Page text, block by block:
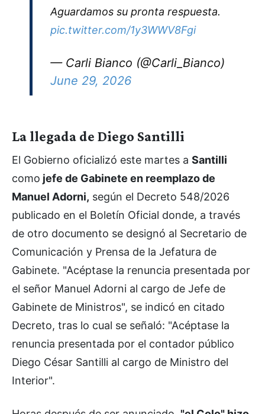
Aguardamos su pronta respuesta.
pic.twitter.com/1y3WWV8Fgi
— Carli Bianco (@Carli_Bianco)
June 29, 2026
La llegada de Diego Santilli
El Gobierno oficializó este martes a Santilli
como jefe de Gabinete en reemplazo de
Manuel Adorni, según el Decreto 548/2026
publicado en el Boletín Oficial donde, a través
de otro documento se designó al Secretario de
Comunicación y Prensa de la Jefatura de
Gabinete. "Acéptase la renuncia presentada por
el señor Manuel Adorni al cargo de Jefe de
Gabinete de Ministros", se indicó en citado
Decreto, tras lo cual se señaló: "Acéptase la
renuncia presentada por el contador público
Diego César Santilli al cargo de Ministro del
Interior".